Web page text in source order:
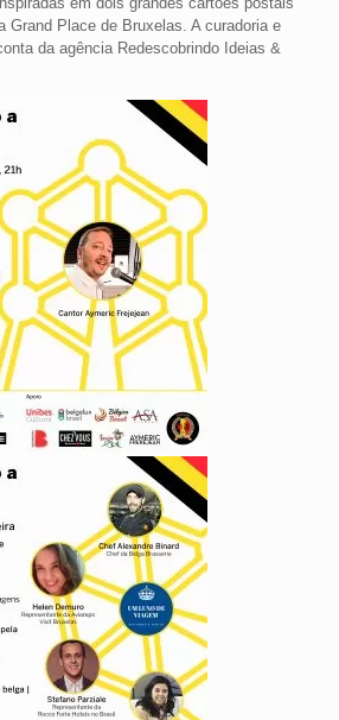
Grand Place de Bruxelas. A curadoria e
da agência Redescobrindo Ideias &